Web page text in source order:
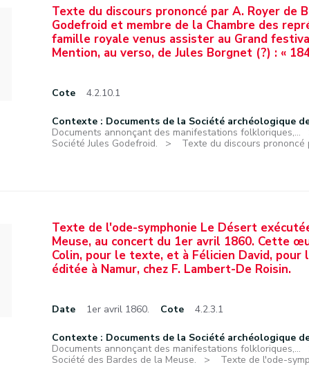
Texte du discours prononcé par A. Royer de
Godefroid et membre de la Chambre des
famille royale venus assister au Grand
Mention, au verso, de Jules Borgnet (?) : «
Cote 4.2.10.1
Contexte : Documents de la Société archéologique
Documents annonçant des manifestations folkloriques,...
Société Jules Godefroid.
Texte du discours prononcé
Texte de l'ode-symphonie Le Désert
Meuse, au concert du 1er avril 1860. Cette
Colin, pour le texte, et à Félicien David, pour
éditée à Namur, chez F. Lambert-De Roisin.
Date 1er avril 1860. Cote 4.2.3.1
Contexte : Documents de la Société archéologique
Documents annonçant des manifestations folkloriques,...
Société des Bardes de la Meuse.
Texte de l'ode-